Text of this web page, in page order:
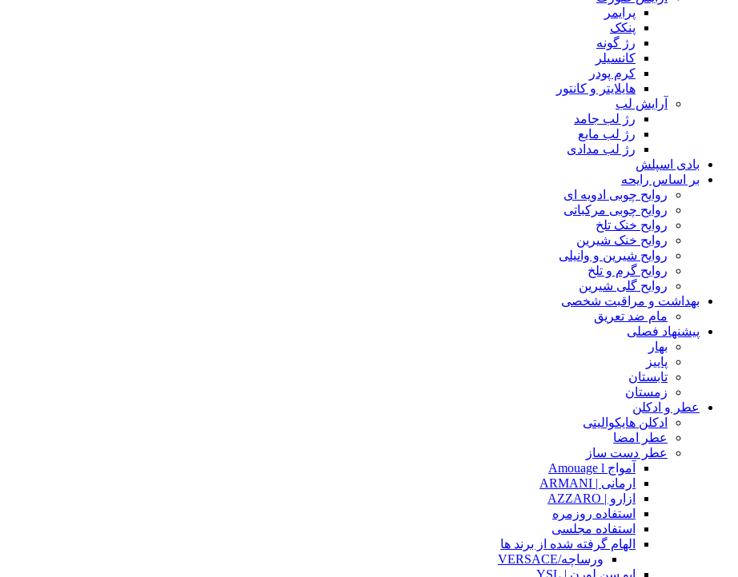
پرایمر
پنکک
رژ گونه
کانسیلر
کرم پودر
هایلایتر و کانتور
آرایش لب
رژ لب جامد
رژ لب مایع
رژ لب مدادی
بادی اسپلش
بر اساس رایحه
روایح چوبی ادویه ای
روایح چوبی مرکباتی
روایح خنک تلخ
روایح خنک شیرین
روایح شیرین و وانیلی
روایح گرم و تلخ
روایح گلی شیرین
بهداشت و مراقبت شخصی
مام ضد تعریق
پیشنهاد فصلی
بهار
پاییز
تابستان
زمستان
عطر و ادکلن
ادکلن هایکوالیتی
عطر امضا
عطر دست ساز
آمواج Amouage l
ارمانی | ARMANI
ازارو | AZZARO
استفاده روزمره
استفاده مجلسی
الهام گرفته شده از برند ها
ورساچه/VERSACE